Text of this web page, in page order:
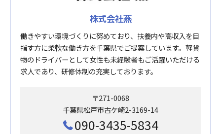
株式会社燕
働きやすい環境づくりに努めており、扶養内や高収入を目
指す方に柔軟な働き方を千葉県でご提案しています。軽貨
物のドライバーとして女性も未経験者もご活躍いただける
求人であり、研修体制の充実しております。
〒271-0068
千葉県松戸市古ケ崎2-3169-14
090-3435-5834